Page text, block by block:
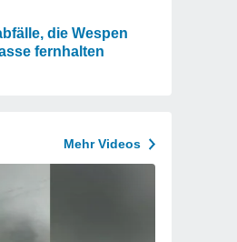
die Wespen
fernhalten
Mehr Videos